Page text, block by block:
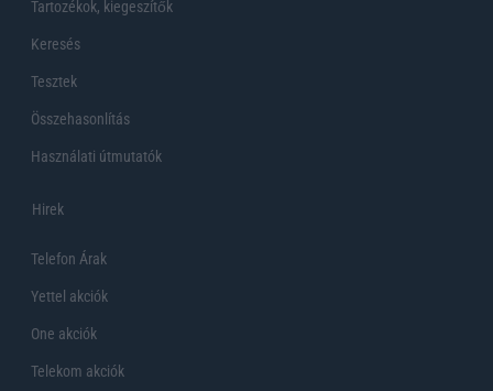
Tartozékok, kiegeszítők
Keresés
Tesztek
Összehasonlítás
Használati útmutatók
Hirek
Telefon Árak
Yettel akciók
One akciók
Telekom akciók